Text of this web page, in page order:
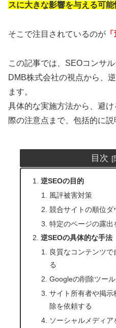
スに大きな影響を与える可能
そこで注目されているのが
この記事では、SEOコンサ
DMB株式会社の視点から、
ます。
具体的な実施方法から、避
際の注意点まで、包括的に説
目次
逆SEOの目的
風評被害対策
競合サイトの順位ダ
特定のページの露出
逆SEOの具体的な手法
良質なコンテンツ
る
Googleの削除ツー
サイト所有者や掲示
除を依頼する
ソーシャルメディア